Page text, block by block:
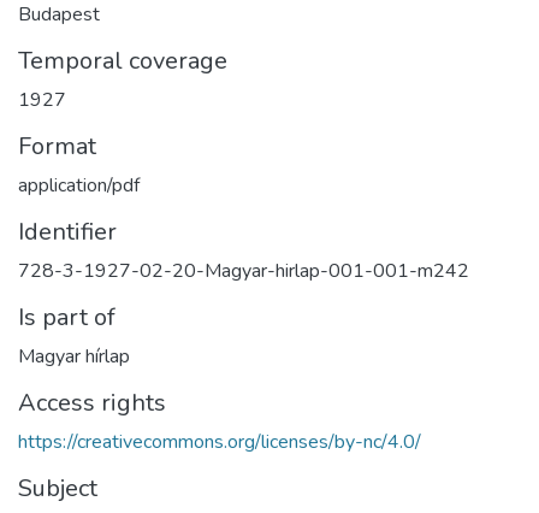
Budapest
Temporal coverage
1927
Format
application/pdf
Identifier
728-3-1927-02-20-Magyar-hirlap-001-001-m242
Is part of
Magyar hírlap
Access rights
https://creativecommons.org/licenses/by-nc/4.0/
Subject